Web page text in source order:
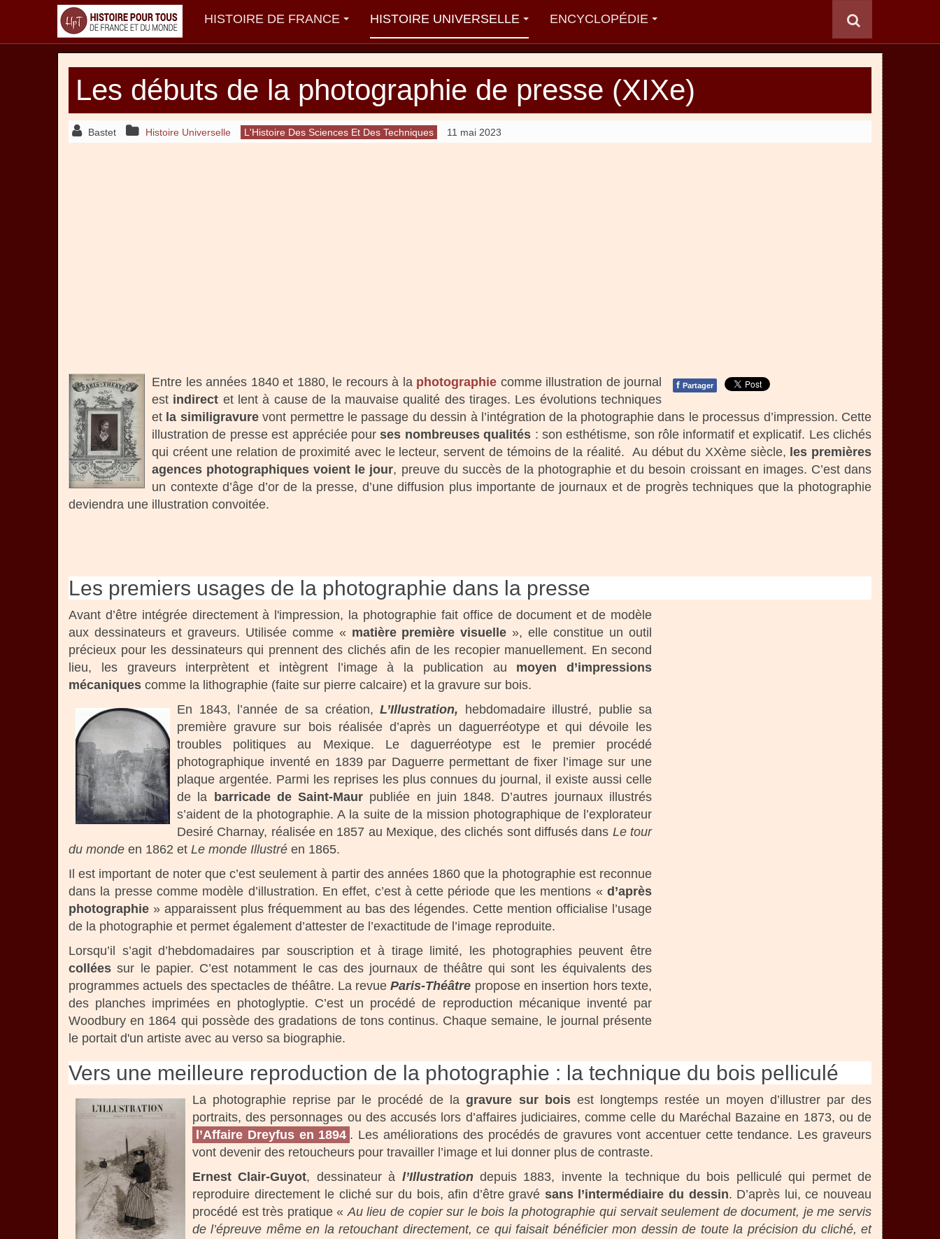
HISTOIRE DE FRANCE HISTOIRE UNIVERSELLE ENCYCLOPÉDIE
Les débuts de la photographie de presse (XIXe)
Bastet Histoire Universelle L'Histoire Des Sciences Et Des Techniques 11 mai 2023
f Partager
Entre les années 1840 et 1880, le recours à la photographie comme illustration de journal
est indirect et lent à cause de la mauvaise qualité des tirages. Les évolutions techniques
et la similigravurevont permettre le passage du dessin à l’intégration de la photographie dans le processus d’impression. Cette
illustration de presse est appréciée pourses nombreuses qualités : son esthétisme, son rôle informatif et explicatif. Les clichés
qui créent une relation de proximité avec le lecteur, servent de témoins de la réalité. Au début du XXème siècle, les premières
agences photographiques voient le jour, preuve du succès de la photographie et du besoin croissant en images. C’est dans
un contexte d’âge d’or de la presse, d’une diffusion plus importante de journaux et de progrès techniques que la photographie
deviendra une illustration convoitée.
Les premiers usages de la photographie dans la presse
Avant d’être intégrée directement à l'impression, la photographie fait office de document et de modèle
aux dessinateurs et graveurs. Utilisée comme « matière première visuelle », elle constitue un outil
précieux pour les dessinateurs qui prennent des clichés afin de les recopier manuellement. En second
lieu, les graveurs interprètent et intègrent l’image à la publication au moyen d’impressions
mécaniques comme la lithographie (faite sur pierre calcaire) et la gravure sur bois.
En 1843, l’année de sa création, L’Illustration,
hebdomadaire illustré, publie sa
première gravure sur bois réalisée d’après un daguerréotype et qui dévoile les
troubles politiques au Mexique. Le daguerréotype est le premier procédé
photographique inventé en 1839 par Daguerre permettant de fixer l’image sur une
plaque argentée. Parmi les reprises les plus connues du journal, il existe aussi celle
de la
barricade de Saint-Maur publiée en juin 1848. D’autres journaux illustrés
s’aident de la photographie. A la suite de la mission photographique de l’explorateur
Desiré Charnay, réalisée en 1857 au Mexique, des clichés sont diffusés dans Le tour
du monde en 1862 et Le monde Illustré en 1865.
Il est important de noter que c’est seulement à partir des années 1860 que la photographie est reconnue
dans la presse comme modèle d’illustration. En effet, c’est à cette période que les mentions « d’après
photographie » apparaissent plus fréquemment au bas des légendes. Cette mention officialise l’usage
de la photographie et permet également d’attester de l’exactitude de l’image reproduite.
Lorsqu’il s’agit d’hebdomadaires par souscription et à tirage limité, les photographies peuvent être
collées sur le papier. C’est notamment le cas des journaux de théâtre qui sont les équivalents des
programmes actuels des spectacles de théâtre. La revueParis-Théâtre propose en insertion hors texte,
des planches imprimées en photoglyptie. C’est un procédé de reproduction mécanique inventé par
Woodbury en 1864 qui possède des gradations de tons continus. Chaque semaine, le journal présente
le portait d'un artiste avec au verso sa biographie.
Vers une meilleure reproduction de la photographie : la technique du bois pelliculé
La photographie reprise par le procédé de lagravure sur boisest longtemps restée un moyen d’illustrer par des
portraits, des personnages ou des accusés lors d’affaires judiciaires, comme celle du Maréchal Bazaine en 1873, ou de
l’Affaire Dreyfus en 1894 . Les améliorations des procédés de gravures vont accentuer cette tendance. Les graveurs
vont devenir des retoucheurs pour travailler l’image et lui donner plus de contraste.
Ernest Clair-Guyot, dessinateur à l’Illustrationdepuis 1883, invente la technique du bois pelliculé qui permet de
reproduire directement le cliché sur du bois, afin d’être gravé sans l’intermédiaire du dessin. D’après lui, ce nouveau
procédé est très pratique «Au lieu de copiersur le bois la photographie qui servait seulement de document, je me servis
de l’épreuve même en la retouchant directement, ce qui faisait bénéficier mon dessin de toute la précision du cliché, et